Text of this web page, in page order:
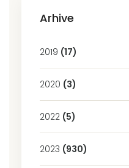
Arhive
2019 (17)
2020 (3)
2022 (5)
2023 (930)